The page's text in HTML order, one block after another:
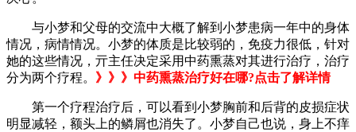
与小梦和父母的交流中大概了解到小梦患病一年中的身体
情况，病情情况。小梦的体质是比较弱的，免疫力很低，针对
她的这些情况，亓主任决定采用中药熏蒸对其进行治疗，治疗
分为两个疗程。 》》》中药熏蒸治疗好在哪?点击了解详情
第一个疗程治疗后，可以看到小梦胸前和后背的皮损症状
明显减轻，额头上的鳞屑也消失了。小梦自己也说，身上不痒